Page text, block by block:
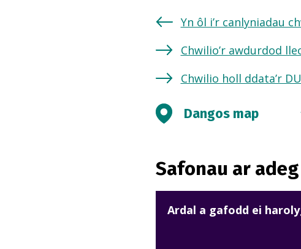
Yn ôl i’r canlyniadau
Chwilio’r awdurdod
Chwilio holl ddata’r DU
Dangos map
Safonau ar
Ardal a gafodd ei